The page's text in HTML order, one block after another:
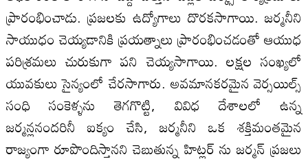
ప్రారంభించాడు. ప్రజలకు ఉద్యోగాలు దొరకసాగాయి. జర్మనీని
సాయుధం చెయ్యడానికి ప్రయత్నాలు ప్రారంభించడంతో ఆయుధ
పరిశ్రమలు చురుకుగా పని చెయ్యసాగాయి. లక్షల సంఖ్యలో
యువకులు సైన్యంలో చేరసాగారు. అవమానకరమైన వెర్సయిల్స్
సంధి సంకెళ్ళను తెగగొట్టి, వివిధ దేశాలలో ఉన్న
జర్మన్లనందరినీ ఐక్యం చేసి, జర్మనీని ఒక శక్తిమంతమైన
రాజ్యంగా రూపొందిస్తానని చెబుతున్న హిట్లర్ ను జర్మన్ ప్రజలు